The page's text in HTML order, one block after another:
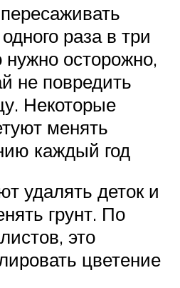
раза в три
нужно осторожно,
не повредить
Некоторые
менять
каждый год
удалять деток и
грунт. По
это
цветение